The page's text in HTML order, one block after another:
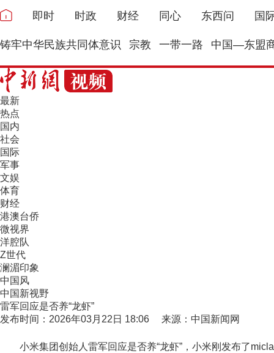
即时 时政 财经 同心 东西问 国
铸牢中华民族共同体意识 宗教 一带一路 中国—东盟
最新
热点
国内
社会
国际
军事
文娱
体育
财经
港澳台侨
微视界
洋腔队
Z世代
澜湄印象
中国风
中国新视野
雷军回应是否养“龙虾”
发布时间：2026年03月22日 18:06 来源：中国新闻网
小米集团创始人雷军回应是否养“龙虾”，小米刚发布了